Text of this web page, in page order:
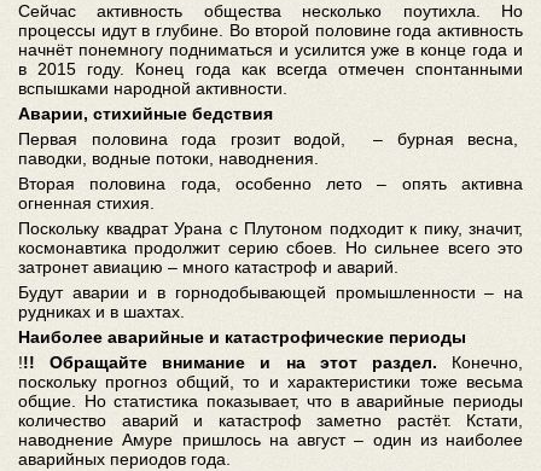
Сейчас активность общества несколько поутихла. Но
процессы идут в глубине. Во второй половине года активность
начнёт понемногу подниматься и усилится уже в конце года и
в 2015 году. Конец года как всегда отмечен спонтанными
вспышками народной активности.
Аварии, стихийные бедствия
Первая половина года грозит водой, – бурная весна,
паводки, водные потоки, наводнения.
Вторая половина года, особенно лето – опять активна
огненная стихия.
Поскольку квадрат Урана с Плутоном подходит к пику, значит,
космонавтика продолжит серию сбоев. Но сильнее всего это
затронет авиацию – много катастроф и аварий.
Будут аварии и в горнодобывающей промышленности – на
рудниках и в шахтах.
Наиболее аварийные и катастрофические периоды
!!! Обращайте внимание и на этот раздел. Конечно,
поскольку прогноз общий, то и характеристики тоже весьма
общие. Но статистика показывает, что в аварийные периоды
количество аварий и катастроф заметно растёт. Кстати,
наводнение Амуре пришлось на август – один из наиболее
аварийных периодов года.